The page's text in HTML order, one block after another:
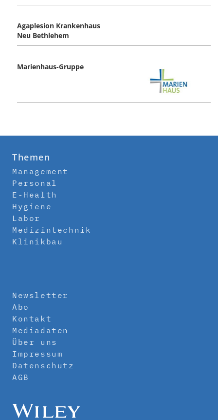
Agaplesion Krankenhaus
Neu Bethlehem
Marienhaus-Gruppe
Themen
Management
Personal
E-Health
Hygiene
Labor
Medizintechnik
Klinikbau
Newsletter
Abo
Kontakt
Mediadaten
Über uns
Impressum
Datenschutz
AGB